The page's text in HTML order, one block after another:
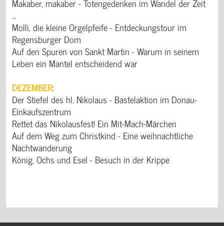
…
Molli, die kleine Orgelpfeife - Entdeckungstour im
Regensburger Dom
Auf den Spuren von Sankt Martin - Warum in seinem
Leben ein Mantel entscheidend war
DEZEMBER:
Der Stiefel des hl. Nikolaus - Bastelaktion im Donau-
Einkaufszentrum
Rettet das Nikolausfest! Ein Mit-Mach-Märchen
Auf dem Weg zum Christkind - Eine weihnachtliche
Nachtwanderung
König, Ochs und Esel - Besuch in der Krippe